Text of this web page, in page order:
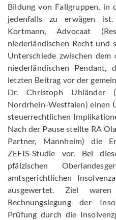
Bildung von Fallgruppen, in
jedenfalls zu erwägen
Kortmann, Advocaat
niederländischen Recht und
Unterschiede zwischen dem
niederländischen Pendant,
letzten Beitrag vor der
Dr. Christoph Uhländer
Nordrhein-Westfalen) einen
steuerrechtlichen
Nach der Pause stellte RA
Partner, Mannheim) die
ZEFIS-Studie vor. Bei
pfälzischen
amtsgerichtlichen
ausgewertet. Ziel
Rechnungslegung der
Prüfung durch die